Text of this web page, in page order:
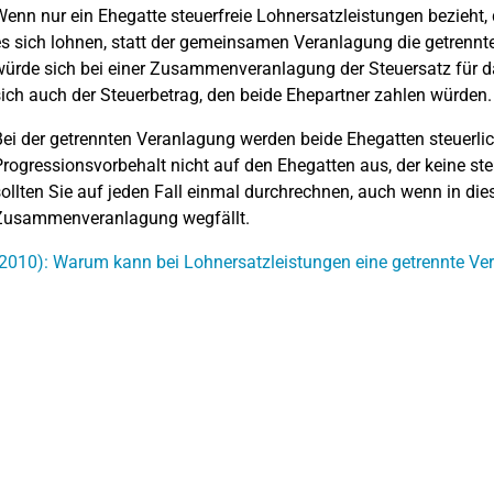
nur ein Ehegatte steuerfreie Lohnersatzleistungen
sich lohnen, statt der gemeinsamen Veranlagung die
sich bei einer Zusammenveranlagung der Steuersatz für
auch der Steuerbetrag, den beide Ehepartner zahlen würden.
der getrennten Veranlagung werden beide Ehegatten
nicht auf den Ehegatten aus, der keine
Sie auf jeden Fall einmal durchrechnen, auch wenn in
wegfällt.
Warum kann bei Lohnersatzleistungen eine getrennte